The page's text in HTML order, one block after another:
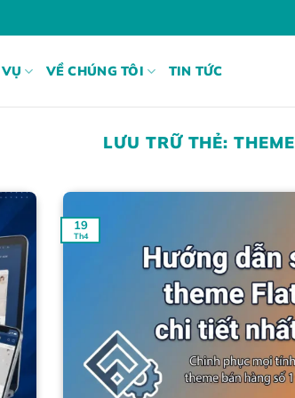
VỀ CHÚNG TÔI TIN TỨC
LƯU TRỮ THẺ:THEME
19
Th4